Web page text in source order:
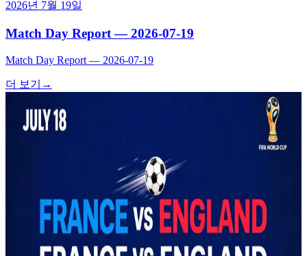
2026년 7월 19일
Match Day Report — 2026-07-19
Match Day Report — 2026-07-19
더 보기 →